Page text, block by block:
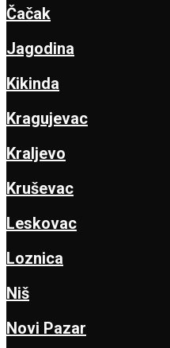
Čačak
Jagodina
Kikinda
Kragujevac
Kraljevo
Kruševac
Leskovac
Loznica
Niš
Novi Pazar